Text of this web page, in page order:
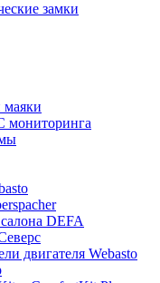
замки
DEFA
двигателя Webasto